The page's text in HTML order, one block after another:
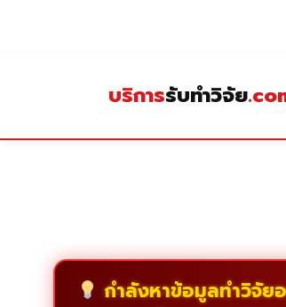
บริการรับทำวิจัย
กำลังหาข้อมูลทำวิจัย